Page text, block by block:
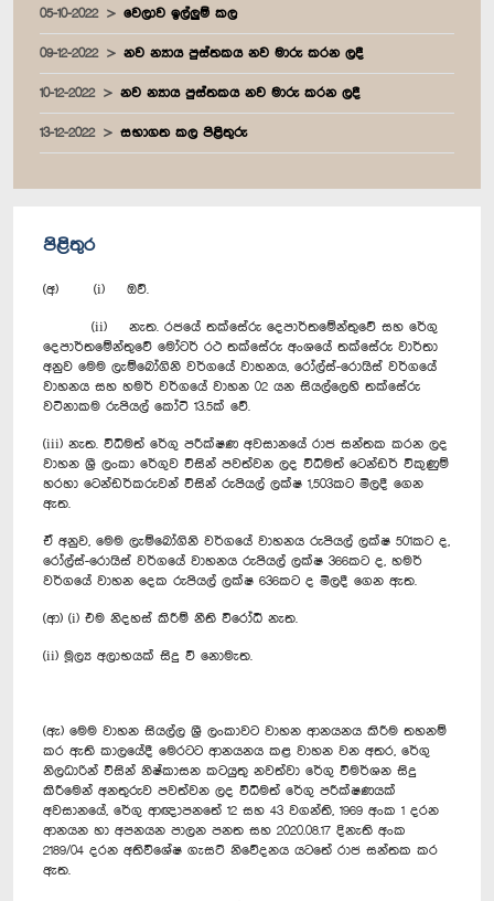
05-10-2022 වෙලාව ඉල්ලුම් කල
09-12-2022 නව න්‍යාය පුස්තකය නව මාරු කරන ලදී
10-12-2022 නව න්‍යාය පුස්තකය නව මාරු කරන ලදී
13-12-2022 සභාගත කල පිළිතුරු
පිළිතුර
(අ) (i) ඔව්.
(ii) නැත. රජ‍යේ තක්සේරු දෙපාර්තමේන්තුවේ සහ රේගු
දෙපාර්තමේන්තුවේ මෝටර් රථ තක්සේරු අංශයේ තක්සේරු වාර්තා
අනුව මෙම ලැම්බෝගිනි වර්ගයේ වාහනය, රෝල්ස්-රොයිස් වර්ගයේ
වාහනය සහ හමර් වර්ගයේ වාහන 02 යන සියල්ලෙහි තක්සේරු
වටිනාකම රුපියල් කෝටි 13.5ක් වේ.
(iii) නැත. විධිමත් රේගු පරීක්ෂණ අවසානයේ රාජ සන්තක කරන ලද
වාහන ශ්‍රී ලංකා රේගුව විසින් පවත්වන ලද විධිමත් ටෙන්ඩර් විකුණුම්
හරහා ටෙන්ඩර්කරුවන් විසින් රුපියල් ලක්ෂ 1,503කට මිලදී ගෙන
ඇත.
ඒ අනුව, මෙම ලැම්බෝගිනි වර්ගයේ වාහනය රුපියල් ලක්ෂ 501කට ද,
රෝල්ස්-රොයිස් වර්ගයේ වාහනය රුපියල් ලක්ෂ 366කට ද, හමර්
වර්ගයේ වාහන දෙක රුපියල් ලක්ෂ 636කට ද මිලදී ගෙන ඇත.
(ආ) (i) එම නිදහස් කිරීම් නීති විරෝධී නැත.
(ii) මූල්‍ය අලාභයක් සිදු වී නොමැත.
(ඇ) මෙම වාහන සියල්ල ශ්‍රී ලංකාවට වාහන ආනයනය කිරීම තහනම්
කර ඇති කාලයේදී මෙරටට ආනයනය කළ වාහන වන අතර, රේගු
නිලධාරින් විසින් නිෂ්කාසන කටයුතු නවත්වා රේගු විමර්ශන සිදු
කිරීමෙන් අනතුරුව පවත්වන ලද විධිමත් රේගු පරීක්ෂණයක්
අවසානයේ, රේගු ආඥාපනතේ 12 සහ 43 වගන්ති, 1969 අංක 1 දරන
ආනයන හා අපනයන පාලන පනත සහ 2020.08.17 දිනැති අංක
2189/04 දරන අතිවිශේෂ ගැසට් නිවේදනය යටතේ රාජ සන්තක කර
ඇත.